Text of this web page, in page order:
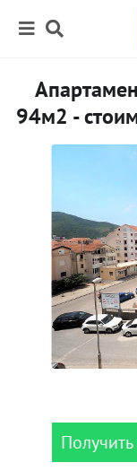
94м2 -